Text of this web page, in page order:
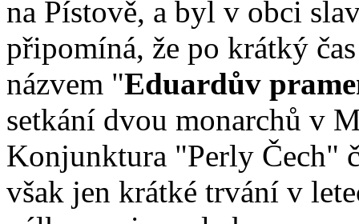
na Pístově, a byl v obci
připomíná, že po krátký
názvem "Eduardův
setkání dvou monarchů v
Konjunktura "Perly Čech"
však jen krátké trvání v